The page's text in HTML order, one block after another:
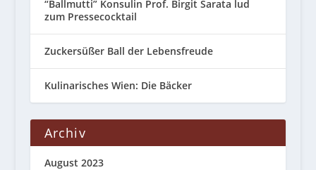
“Ballmutti” Konsulin Prof. Birgit Sarata lud
zum Pressecocktail
Zuckersüßer Ball der Lebensfreude
Kulinarisches Wien: Die Bäcker
Archiv
August 2023